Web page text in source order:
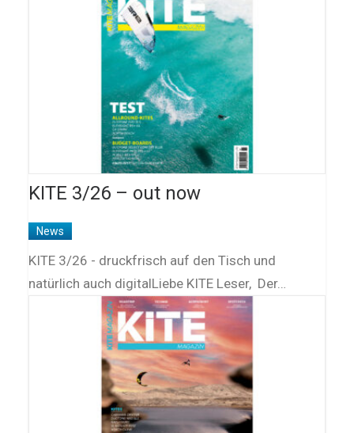
KITE 3/26 – out now
News
KITE 3/26 - druckfrisch auf den Tisch und
natürlich auch digitalLiebe KITE Leser, Der…